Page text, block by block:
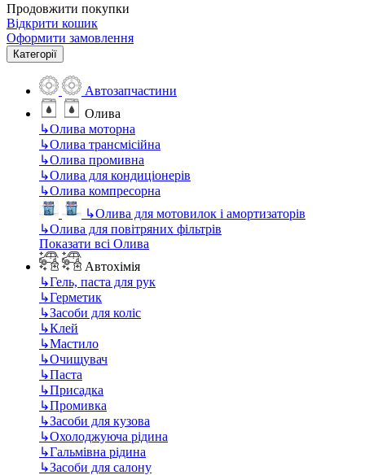
Продовжити покупки
Відкрити кошик
Оформити замовлення
Категорії
Автозапчастини
Олива
↳Олива моторна
↳Олива трансмісійна
↳Олива промивна
↳Олива для кондиціонерів
↳Олива компресорна
↳Олива для мотовилок і амортизаторів
↳Олива для повітряних фільтрів
Показати всі Олива
Автохімія
↳Гель, паста для рук
↳Герметик
↳Засоби для коліс
↳Клей
↳Мастило
↳Очищувач
↳Паста
↳Присадка
↳Промивка
↳Засоби для кузова
↳Охолоджуюча рідина
↳Гальмівна рідина
↳Засоби для салону